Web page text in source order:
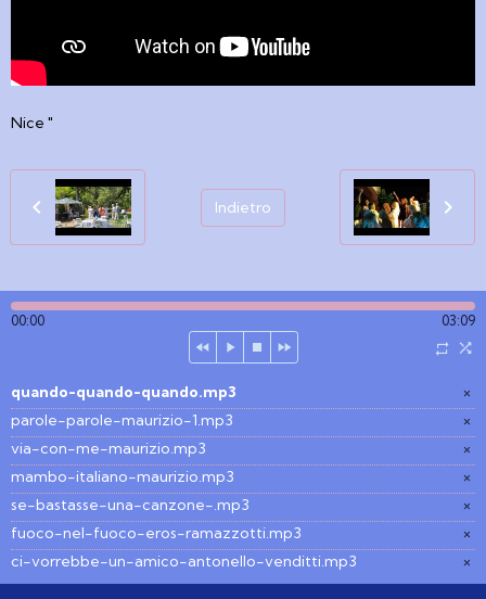
Nice "
Indietro
00:00 03:09
×
quando-quando-quando.mp3
×
parole-parole-maurizio-1.mp3
×
via-con-me-maurizio.mp3
×
mambo-italiano-maurizio.mp3
×
se-bastasse-una-canzone-.mp3
×
fuoco-nel-fuoco-eros-ramazzotti.mp3
×
ci-vorrebbe-un-amico-antonello-venditti.mp3